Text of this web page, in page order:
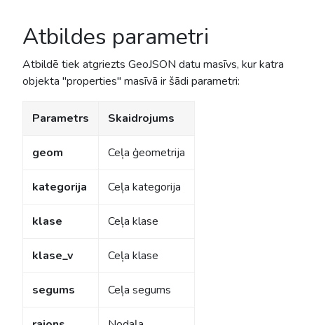
Atbildes parametri
Atbildē tiek atgriezts GeoJSON datu masīvs, kur katra
objekta "properties" masīvā ir šādi parametri:
Parametrs Skaidrojums
geom Ceļa ģeometrija
kategorija Ceļa kategorija
klase Ceļa klase
klase_v Ceļa klase
segums Ceļa segums